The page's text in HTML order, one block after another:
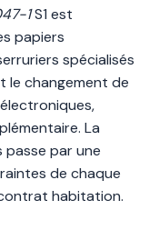
1S1 est
papiers
spécialisés
le changement de
La
par une
de chaque
habitation.